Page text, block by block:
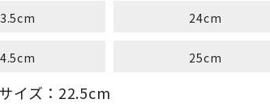
24cm
25cm
イズ：22.5cm